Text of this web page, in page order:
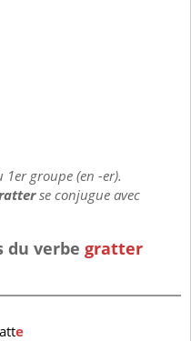
1er groupe (en -er).
se conjugue avec
du verbe gratter
e